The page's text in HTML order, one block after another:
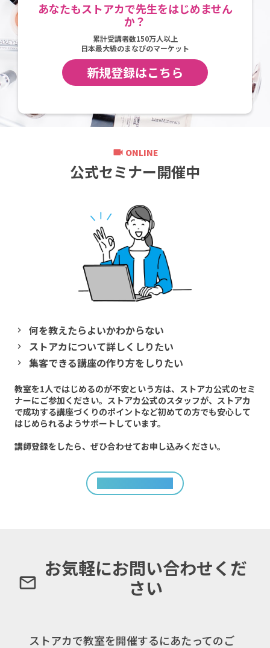
あなたもストアカで先生をはじめません
か？
累計受講者数150万人以上
日本最大級のまなびのマーケット
新規登録はこちら
videocam ONLINE
公式セミナー開催中
chevron_right 何を教えたらよいかわからない
chevron_right ストアカについて詳しくしりたい
chevron_right 集客できる講座の作り方をしりたい
教室を1人ではじめるのが不安という方は、ストアカ公式のセミ
ナーにご参加ください。ストアカ公式のスタッフが、ストアカ
で成功する講座づくりのポイントなど初めての方でも安心して
はじめられるようサポートしています。
講師登録をしたら、ぜひ合わせてお申し込みください。
mail_outline
お気軽にお問い合わせくだ
さい
ストアカで教室を開催するにあたってのご